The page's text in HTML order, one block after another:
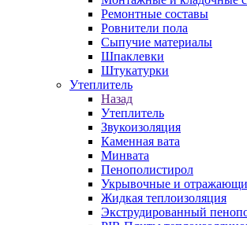
Ремонтные составы
Ровнители пола
Сыпучие материалы
Шпаклевки
Штукатурки
Утеплитель
Назад
Утеплитель
Звукоизоляция
Каменная вата
Минвата
Пенополистирол
Укрывочные и
Жидкая теплоизоляция
Экструдированный